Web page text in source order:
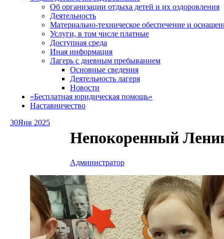
Об организации отдыха детей и их оздоровления
Деятельность
Материально-техническое обеспечение и
Услуги, в том числе платные
Доступная среда
Иная информация
Лагерь с дневным пребыванием
Основные сведения
Деятельность лагеря
Новости
«Бесплатная юридическая помощь»
Наставничество
30Янв 2025
Непокоренный
Администратор